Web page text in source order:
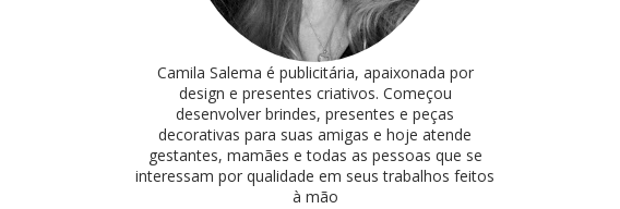
Camila Salema é publicitária, apaixonada por
design e presentes criativos. Começou
desenvolver brindes, presentes e peças
decorativas para suas amigas e hoje atende
gestantes, mamães e todas as pessoas que se
interessam por qualidade em seus trabalhos feitos
à mão